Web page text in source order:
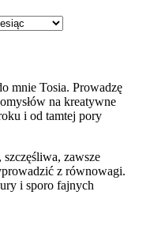
mnie Tosia. Prowadzę
na kreatywne
i od tamtej pory
szczęśliwa, zawsze
z równowagi.
i sporo fajnych